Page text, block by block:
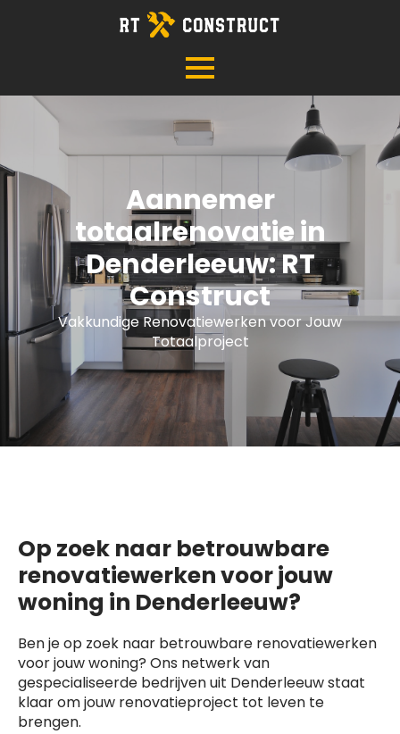
Aannemer
totaalrenovatie in
Denderleeuw: RT
Construct
Vakkundige Renovatiewerken voor Jouw
Totaalproject
Op zoek naar betrouwbare
renovatiewerken voor jouw
woning in Denderleeuw?
Ben je op zoek naar betrouwbare renovatiewerken
voor jouw woning? Ons netwerk van
gespecialiseerde bedrijven uit Denderleeuw staat
klaar om jouw renovatieproject tot leven te
brengen.